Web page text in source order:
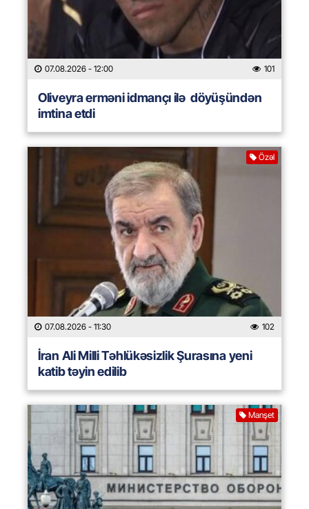
07.08.2026 - 12:00 101
Oliveyra erməni idmançı ilə döyüşündən
imtina etdi
Özəl
07.08.2026 - 11:30 102
İran Ali Milli Təhlükəsizlik Şurasına yeni
katib təyin edilib
Manşet